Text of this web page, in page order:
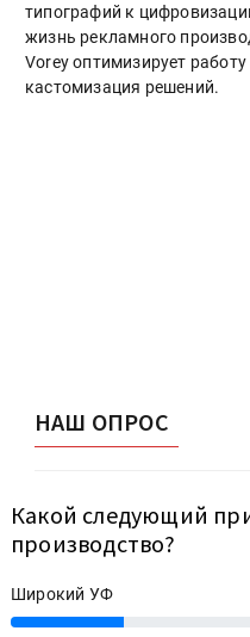
типографий к
жизнь рекламного
Vorey оптимизирует
кастомизация решений.
НАШ ОПРОС
Какой следующий
производство?
Широкий УФ
25%